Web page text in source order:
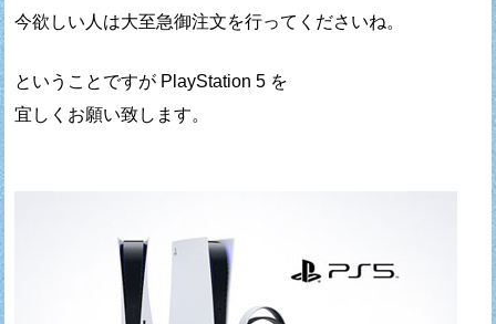
今欲しい人は大至急御注文を行ってくださいね。
ということですが PlayStation 5 を
宜しくお願い致します。